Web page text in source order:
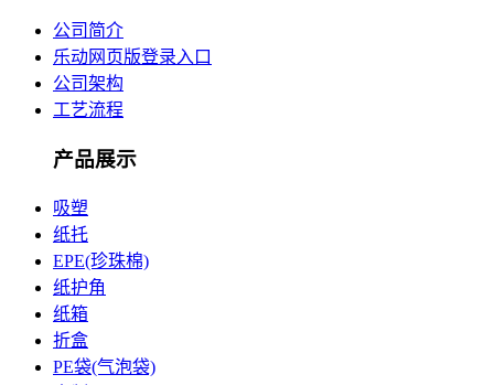
公司简介
乐动网页版登录入口
公司架构
工艺流程
产品展示
吸塑
纸托
EPE(珍珠棉)
纸护角
纸箱
折盒
PE袋(气泡袋)